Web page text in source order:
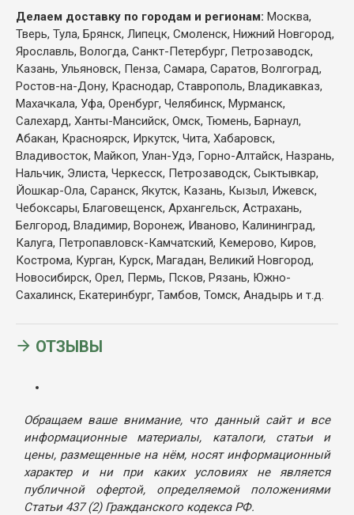
Делаем доставку по городам и регионам: Москва,
Тверь, Тула, Брянск, Липецк, Смоленск, Нижний Новгород,
Ярославль, Вологда, Санкт-Петербург, Петрозаводск,
Казань, Ульяновск, Пенза, Самара, Саратов, Волгоград,
Ростов-на-Дону, Краснодар, Ставрополь, Владикавказ,
Махачкала, Уфа, Оренбург, Челябинск, Мурманск,
Салехард, Ханты-Мансийск, Омск, Тюмень, Барнаул,
Абакан, Красноярск, Иркутск, Чита, Хабаровск,
Владивосток, Майкоп, Улан-Удэ, Горно-Алтайск, Назрань,
Нальчик, Элиста, Черкесск, Петрозаводск, Сыктывкар,
Йошкар-Ола, Саранск, Якутск, Казань, Кызыл, Ижевск,
Чебоксары, Благовещенск, Архангельск, Астрахань,
Белгород, Владимир, Воронеж, Иваново, Калининград,
Калуга, Петропавловск-Камчатский, Кемерово, Киров,
Кострома, Курган, Курск, Магадан, Великий Новгород,
Новосибирск, Орел, Пермь, Псков, Рязань, Южно-
Сахалинск, Екатеринбург, Тамбов, Томск, Анадырь и т.д.
ОТЗЫВЫ
Обращаем ваше внимание, что данный сайт и все
информационные материалы, каталоги, статьи и
цены, размещенные на нём, носят информационный
характер и ни при каких условиях не является
публичной офертой, определяемой положениями
Статьи 437 (2) Гражданского кодекса РФ.